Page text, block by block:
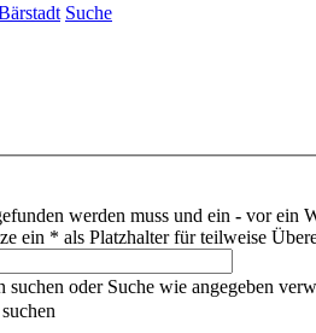
Suche
werden muss und ein - vor ein
ein * als Platzhalter für teilweise
oder Suche wie angegeben